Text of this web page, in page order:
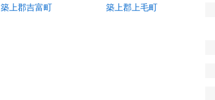
築上郡吉富町 築上郡上毛町